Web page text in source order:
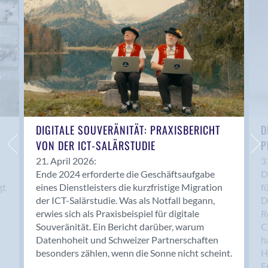
Anwil
Appenzell
Au SG
Baar
Baden
Balsthal
Balzers
Basel
Bassersdorf
Belp
Bendern
Benken (SG)
Bergdietikon
Berlin
Bern
Bern - Liebefeld
DIGITALE SOUVERÄNITÄT: PRAXISBERICHT
VON DER ICT-SALÄRSTUDIE
21. April 2026:
Ende 2024 erforderte die Geschäftsaufgabe
eines Dienstleisters die kurzfristige Migration
der ICT-Salärstudie. Was als Notfall begann,
erwies sich als Praxisbeispiel für digitale
Souveränität. Ein Bericht darüber, warum
Datenhoheit und Schweizer Partnerschaften
besonders zählen, wenn die Sonne nicht scheint.